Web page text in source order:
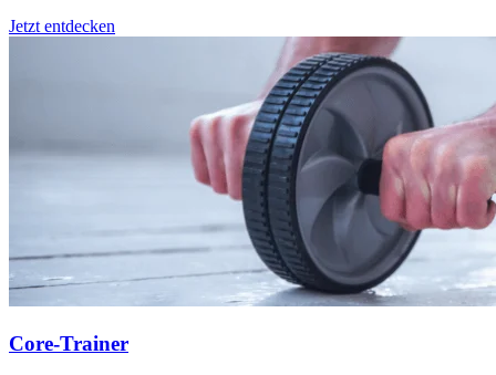
Jetzt entdecken
Core-Trainer